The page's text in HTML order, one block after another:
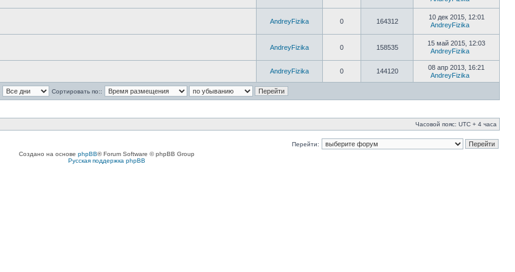
AndreyFizika 0 164312
10 дек 2015, 12:01
AndreyFizika
AndreyFizika 0 158535
15 май 2015, 12:03
AndreyFizika
AndreyFizika 0 144120
08 апр 2013, 16:21
AndreyFizika
Сортировать по::
Часовой пояс: UTC + 4 часа
Перейти:
Создано на основе phpBB® Forum Software © phpBB Group
Русская поддержка phpBB